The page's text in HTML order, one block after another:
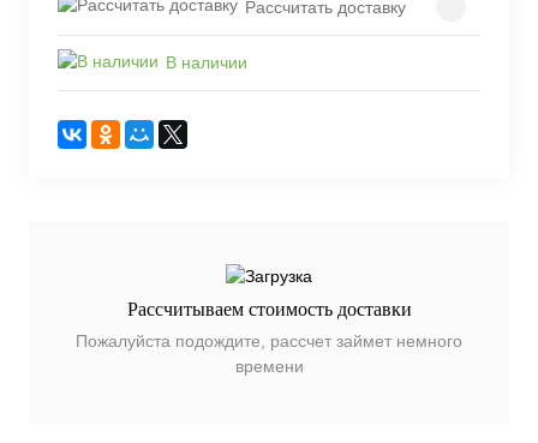
Рассчитать доставку
В наличии
Рассчитываем стоимость доставки
Пожалуйста подождите, рассчет займет немного
времени